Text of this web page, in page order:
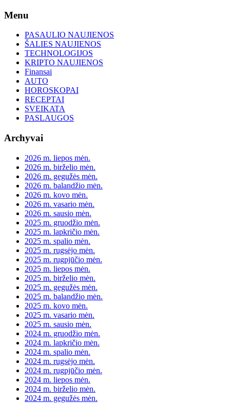
Skip
content
Menu
PASAULIO NAUJIENOS
ŠALIES NAUJIENOS
TECHNOLOGIJOS
KRIPTO NAUJIENOS
Finansai
AUTO
HOROSKOPAI
RECEPTAI
SVEIKATA
PASLAUGOS
Archyvai
2026 m. liepos mėn.
2026 m. birželio mėn.
2026 m. gegužės mėn.
2026 m. balandžio mėn.
2026 m. kovo mėn.
2026 m. vasario mėn.
2026 m. sausio mėn.
2025 m. gruodžio mėn.
2025 m. lapkričio mėn.
2025 m. spalio mėn.
2025 m. rugsėjo mėn.
2025 m. rugpjūčio mėn.
2025 m. liepos mėn.
2025 m. birželio mėn.
2025 m. gegužės mėn.
2025 m. balandžio mėn.
2025 m. kovo mėn.
2025 m. vasario mėn.
2025 m. sausio mėn.
2024 m. gruodžio mėn.
2024 m. lapkričio mėn.
2024 m. spalio mėn.
2024 m. rugsėjo mėn.
2024 m. rugpjūčio mėn.
2024 m. liepos mėn.
2024 m. birželio mėn.
2024 m. gegužės mėn.